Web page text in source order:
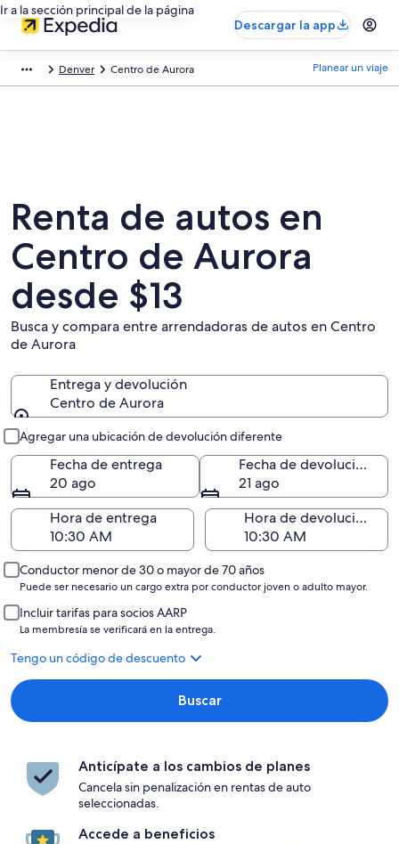
Ir a la sección principal de la página
Descargar la app
Denver Centro de Aurora Planear un viaje
Renta de autos en
Centro de Aurora
desde $13
Busca y compara entre arrendadoras de autos en Centro
de Aurora
Entrega y devolución
Centro de Aurora
Agregar una ubicación de devolución diferente
Fecha de entrega
20 ago
Fecha de devolución
21 ago
Hora de entrega
Hora de devolución
Conductor menor de 30 o mayor de 70 años
Puede ser necesario un cargo extra por conductor joven o adulto mayor.
Incluir tarifas para socios AARP
La membresía se verificará en la entrega.
Tengo un código de descuento
Buscar
Anticípate a los cambios de planes
Cancela sin penalización en rentas de auto
seleccionadas.
Accede a beneficios